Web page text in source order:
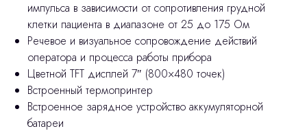
импульса в зависимости от сопротивления грудной
клетки пациента в диапазоне от 25 до 175 Ом
Речевое и визуальное сопровождение действий
оператора и процесса работы прибора
Цветной TFT дисплей 7″ (800×480 точек)
Встроенный термопринтер
Встроенное зарядное устройство аккумуляторной
батареи